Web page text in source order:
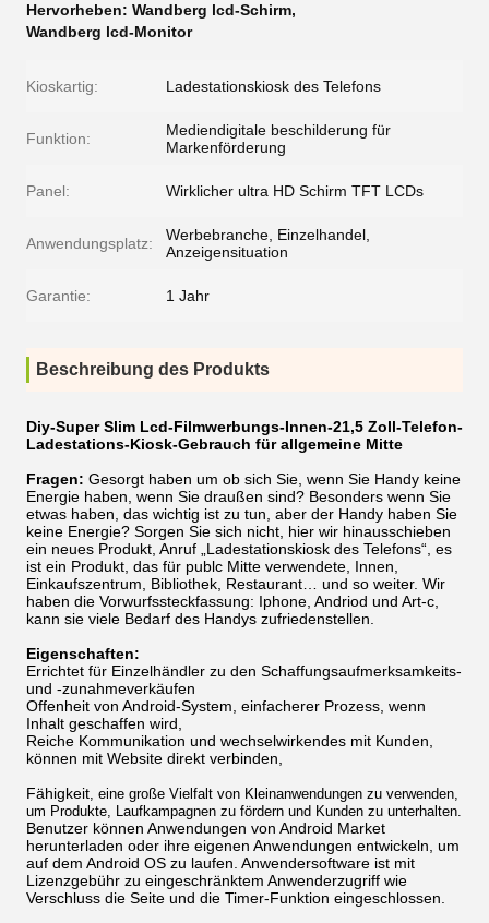
Hervorheben: Wandberg lcd-Schirm,
Wandberg lcd-Monitor
Kioskartig: Ladestationskiosk des Telefons
Funktion:
Mediendigitale beschilderung für
Markenförderung
Panel: Wirklicher ultra HD Schirm TFT LCDs
Anwendungsplatz:
Werbebranche, Einzelhandel,
Anzeigensituation
Garantie: 1 Jahr
Beschreibung des Produkts
Diy-Super Slim Lcd-Filmwerbungs-Innen-21,5 Zoll-Telefon-
Ladestations-Kiosk-Gebrauch für allgemeine Mitte
Fragen: Gesorgt haben um ob sich Sie, wenn Sie Handy keine
Energie haben, wenn Sie draußen sind? Besonders wenn Sie
etwas haben, das wichtig ist zu tun, aber der Handy haben Sie
keine Energie? Sorgen Sie sich nicht, hier wir hinausschieben
ein neues Produkt, Anruf „Ladestationskiosk des Telefons“, es
ist ein Produkt, das für publc Mitte verwendete, Innen,
Einkaufszentrum, Bibliothek, Restaurant… und so weiter. Wir
haben die Vorwurfssteckfassung: Iphone, Andriod und Art-c,
kann sie viele Bedarf des Handys zufriedenstellen.
Eigenschaften:
Errichtet für Einzelhändler zu den Schaffungsaufmerksamkeits-
und -zunahmeverkäufen
Offenheit von Android-System, einfacherer Prozess, wenn
Inhalt geschaffen wird,
Reiche Kommunikation und wechselwirkendes mit Kunden,
können mit Website direkt verbinden,
Fähigkeit, eine große Vielfalt von Kleinanwendungen zu verwenden,
um Produkte, Laufkampagnen zu fördern und Kunden zu unterhalten.
Benutzer können Anwendungen von Android Market
herunterladen oder ihre eigenen Anwendungen entwickeln, um
auf dem Android OS zu laufen. Anwendersoftware ist mit
Lizenzgebühr zu eingeschränktem Anwenderzugriff wie
Verschluss die Seite und die Timer-Funktion eingeschlossen